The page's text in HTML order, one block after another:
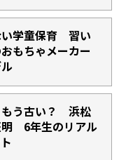
い学童保育 習い
もちゃメーカー
もう古い？ 浜松
明 6年生のリアル